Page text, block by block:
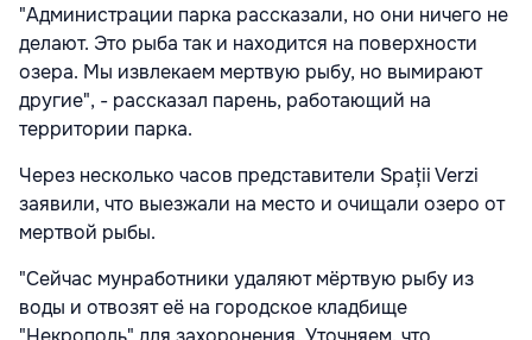
"Администрации парка рассказали, но они ничего не
делают. Это рыба так и находится на поверхности
озера. Мы извлекаем мертвую рыбу, но вымирают
другие", - рассказал парень, работающий на
территории парка.
Через несколько часов представители Spații Verzi
заявили, что выезжали на место и очищали озеро от
мертвой рыбы.
"Сейчас мунработники удаляют мёртвую рыбу из
воды и отвозят её на городское кладбище